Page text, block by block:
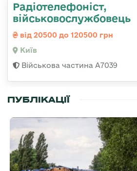
Радіотелефоніст,
військовослужбовець
від 20500 до 120500 грн
Київ
Військова частина А7039
ПУБЛІКАЦІЇ